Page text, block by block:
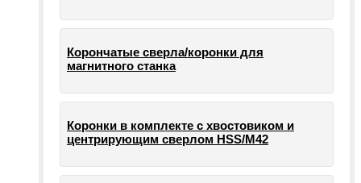
Корончатые сверла/коронки для
магнитного станка
Коронки в комплекте с хвостовиком и
центрирующим сверлом HSS/М42